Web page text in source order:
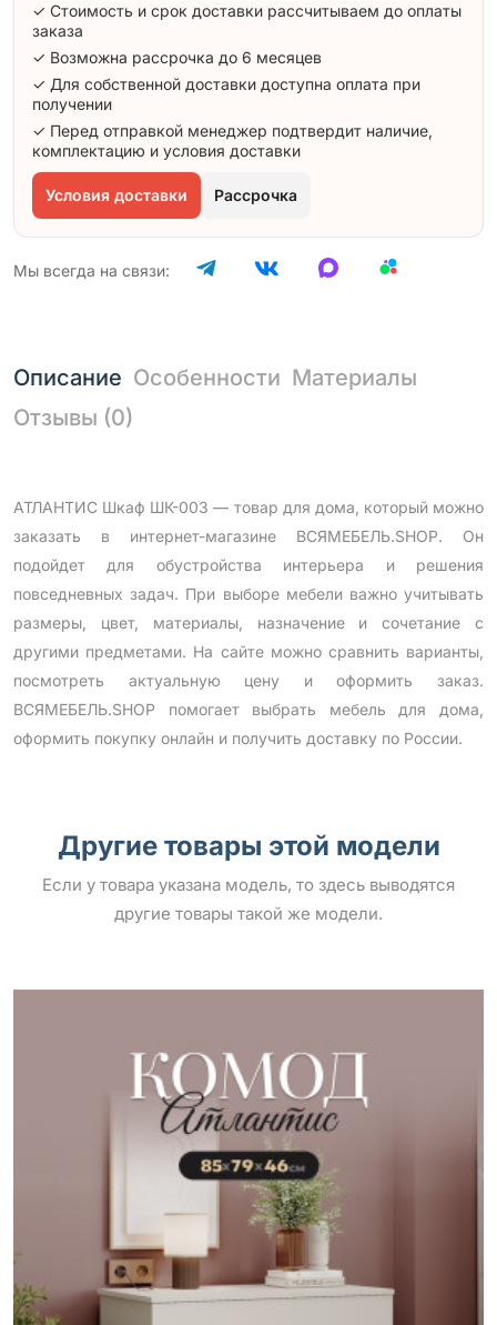
✓ Стоимость и срок доставки рассчитываем до оплаты
заказа
✓ Возможна рассрочка до 6 месяцев
✓ Для собственной доставки доступна оплата при
получении
✓ Перед отправкой менеджер подтвердит наличие,
комплектацию и условия доставки
Условия доставки Рассрочка
Мы всегда на связи:
Описание Особенности Материалы
Отзывы (0)
АТЛАНТИС Шкаф ШК-003 — товар для дома, который можно
заказать в интернет-магазине ВСЯМЕБЕЛЬ.SHOP. Он
подойдет для обустройства интерьера и решения
повседневных задач. При выборе мебели важно учитывать
размеры, цвет, материалы, назначение и сочетание с
другими предметами. На сайте можно сравнить варианты,
посмотреть актуальную цену и оформить заказ.
ВСЯМЕБЕЛЬ.SHOP помогает выбрать мебель для дома,
оформить покупку онлайн и получить доставку по России.
Другие товары этой модели
Если у товара указана модель, то здесь выводятся
другие товары такой же модели.